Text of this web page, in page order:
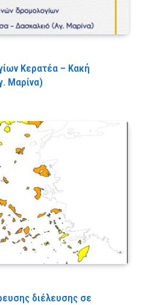
Κερατέα – Κακή
Μαρίνα)
διέλευσης σε